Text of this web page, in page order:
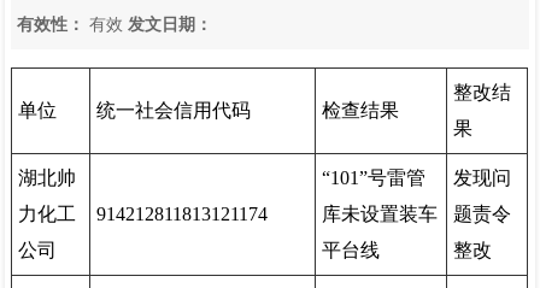
有效性：
有效 发文日期：
单位 统一社会信用代码 检查结果
整改结
果
湖北帅
力化工
公司
914212811813121174
“101”号雷管
库未设置装车
平台线
发现问
题责令
整改